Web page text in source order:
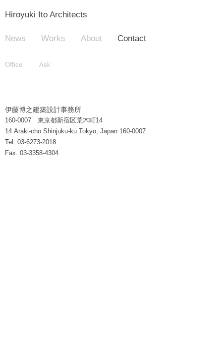
Hiroyuki Ito Architects
News Works About Contact
Office Ask
伊藤博之建築設計事務所
160-0007 東京都新宿区荒木町14
14 Araki-cho Shinjuku-ku Tokyo, Japan 160-0007
Tel. 03-6273-2018
Fax. 03-3358-4304